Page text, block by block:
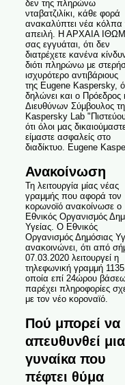
δεν της πληρώνω
νταβατζιλίκι, κάθε φορά
ανακαλύπτει νέα κόλπα
απειλή. Η ΑΡΧΑΙΑ
σας εγγυάται, ότι δεν
διατρέχετε κανένα
διότι πληρώνω με
ισχυρότερο αντιβάριους
της Eugene Kaspersky,
δηλώνει και ο Πρόεδρος
Διευθύνων Σύμβουλος
Kaspersky Lab
ότι όλοι μας
είμαστε ασφαλείς στο
διαδίκτυο. Eugene
Ανακοίνωση
Τη λειτουργία μίας νέας
γραμμής που αφορά τον
κορωνοϊό ανακοίνωσε ο
Εθνικός Οργανισμός
Υγείας. Ο Εθνικός
Οργανισμός Δημόσιας
ανακοινώνει, ότι από
07.03.2020 λειτουργεί η
τηλεφωνική γραμμή
οποία επί 24ώρου
παρέχει πληροφορίες
με τον νέο κοροναϊό.
Πού μπορεί να
απευθυνθεί μια
γυναίκα που
πέφτει θύμα